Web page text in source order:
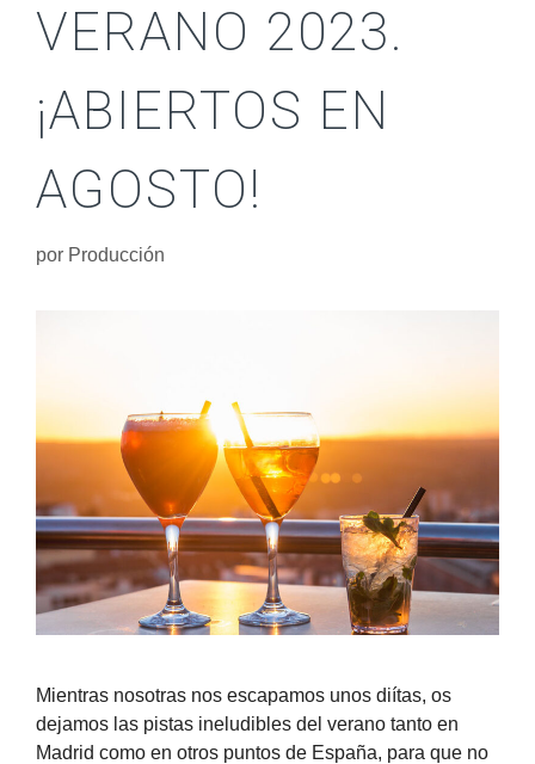
VERANO 2023.
¡ABIERTOS EN
AGOSTO!
por Producción
Mientras nosotras nos escapamos unos diítas, os
dejamos las pistas ineludibles del verano tanto en
Madrid como en otros puntos de España, para que no